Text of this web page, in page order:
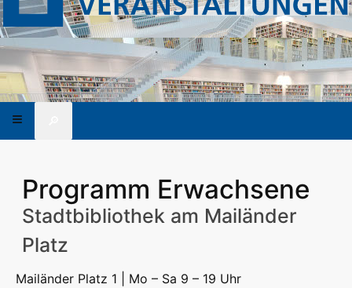
Programm Erwachsene
Stadtbibliothek am Mailänder
Platz
Mailänder Platz 1 | Mo – Sa 9 – 19 Uhr